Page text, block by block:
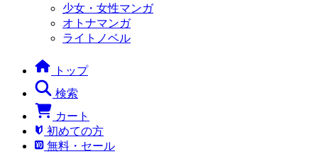
少女・女性マンガ
オトナマンガ
ライトノベル
トップ
検索
カート
初めての方
無料・セール